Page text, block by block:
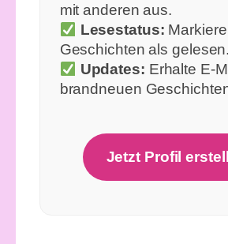
mit anderen aus.
Lesestatus: Markiere
Geschichten als gelesen.
Updates: Erhalte E-
brandneuen
Jetzt Profil